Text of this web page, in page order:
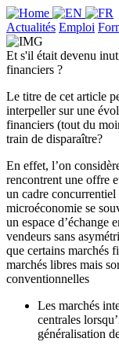
Actualités Emploi
Et s'il était devenu
financiers ?
Le titre de cet article
interpeller sur une
financiers (tout du
train de disparaître?
En effet, l’on
rencontrent une offre
un cadre
microéconomie se
un espace d’échange
vendeurs sans
que certains marchés
marchés libres mais
conventionnelles
Les marchés
centrales
généralisation